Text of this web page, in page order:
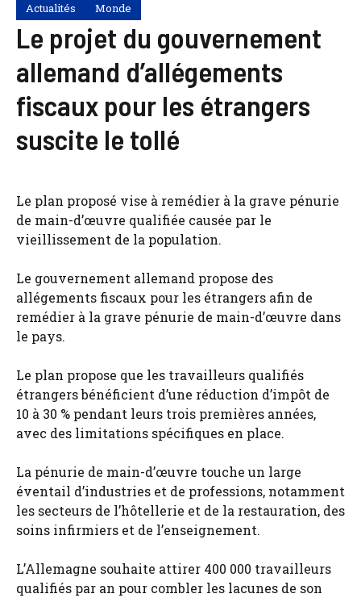
Actualités Monde
Le projet du gouvernement
allemand d’allégements
fiscaux pour les étrangers
suscite le tollé
Le plan proposé vise à remédier à la grave pénurie
de main-d’œuvre qualifiée causée par le
vieillissement de la population.
Le gouvernement allemand propose des
allégements fiscaux pour les étrangers afin de
remédier à la grave pénurie de main-d’œuvre dans
le pays.
Le plan propose que les travailleurs qualifiés
étrangers bénéficient d’une réduction d’impôt de
10 à 30 % pendant leurs trois premières années,
avec des limitations spécifiques en place.
La pénurie de main-d’œuvre touche un large
éventail d’industries et de professions, notamment
les secteurs de l’hôtellerie et de la restauration, des
soins infirmiers et de l’enseignement.
L’Allemagne souhaite attirer 400 000 travailleurs
qualifiés par an pour combler les lacunes de son